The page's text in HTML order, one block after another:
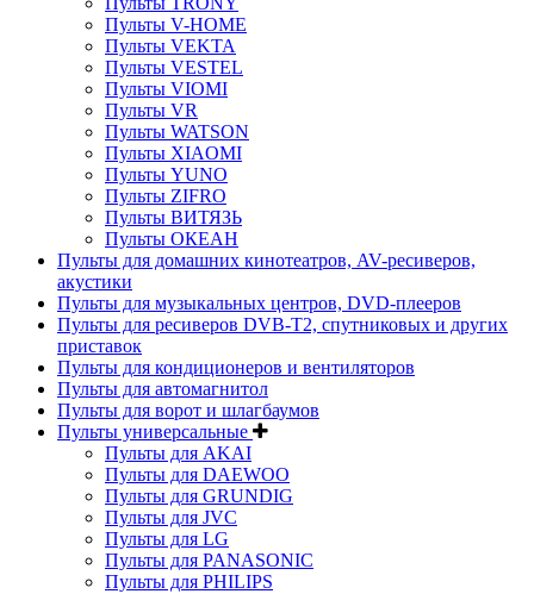
Пульты V-HOME
Пульты VEKTA
Пульты VESTEL
Пульты VIOMI
Пульты VR
Пульты WATSON
Пульты XIAOMI
Пульты YUNO
Пульты ZIFRO
Пульты ВИТЯЗЬ
Пульты ОКЕАН
Пульты для домашних кинотеатров, AV-ресиверов,
акустики
Пульты для музыкальных центров, DVD-плееров
Пульты для ресиверов DVB-T2, спутниковых и других
приставок
Пульты для кондиционеров и вентиляторов
Пульты для автомагнитол
Пульты для ворот и шлагбаумов
Пульты универсальные
Пульты для AKAI
Пульты для DAEWOO
Пульты для GRUNDIG
Пульты для JVC
Пульты для LG
Пульты для PANASONIC
Пульты для PHILIPS